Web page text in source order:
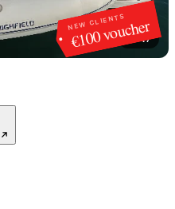
NEW CLIENTS
€100 voucher
1/47